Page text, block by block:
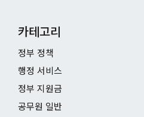
카테고리
정부 정책
행정 서비스
정부 지원금
공무원 일반